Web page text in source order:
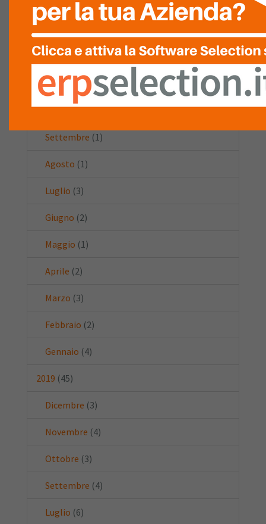
Febbraio
Gennaio(2)
2020(23)
Dicembre(2)
Ottobre(2)
Settembre (1)
Agosto (1)
Luglio (3)
Giugno (2)
Maggio (1)
Aprile (2)
Marzo (3)
Febbraio (2)
Gennaio (4)
2019 (45)
Dicembre (3)
Novembre (4)
Ottobre (3)
Settembre (4)
Luglio (6)